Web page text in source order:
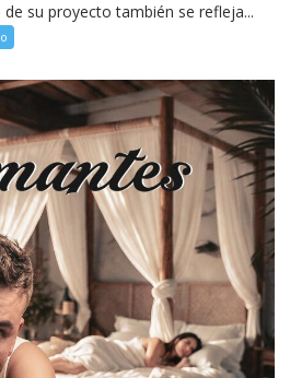
su proyecto también se refleja...